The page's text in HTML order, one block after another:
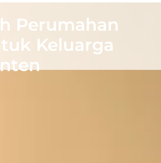
Perumahan
Keluarga